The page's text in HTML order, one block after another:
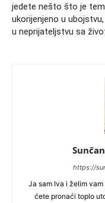
jedete nešto što je
ukorijenjeno u
u neprijateljstvu sa
https://
Ja sam Iva i želim
ćete pronaći toplo